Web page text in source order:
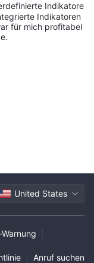
macht,
von
Klon des
Indikatore
Indikatoren
für mich profitabel
United States
Warnung
Anruf suchen